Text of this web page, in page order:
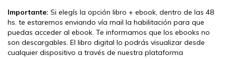
Importante: Si elegís la opción libro + ebook, dentro de las 48
hs. te estaremos enviando vía mail la habilitación para que
puedas acceder al ebook. Te informamos que los ebooks no
son descargables. El libro digital lo podrás visualizar desde
cualquier dispositivo a través de nuestra plataforma